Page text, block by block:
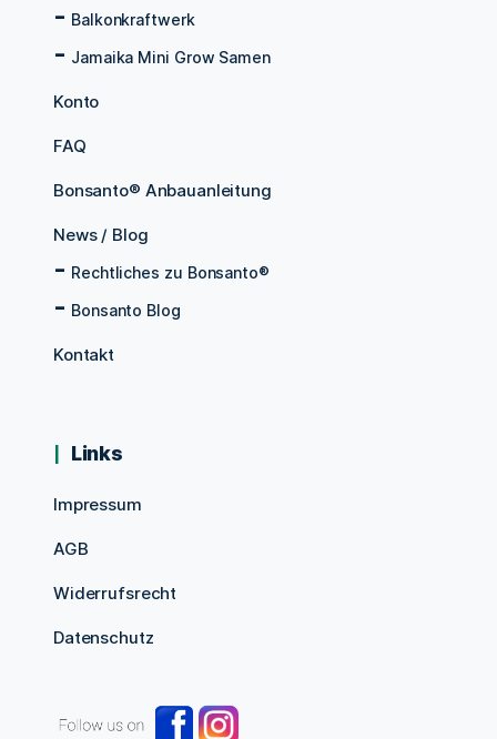
Balkonkraftwerk
Jamaika Mini Grow Samen
Konto
FAQ
Bonsanto® Anbauanleitung
News / Blog
Rechtliches zu Bonsanto®
Bonsanto Blog
Kontakt
Links
Impressum
AGB
Widerrufsrecht
Datenschutz